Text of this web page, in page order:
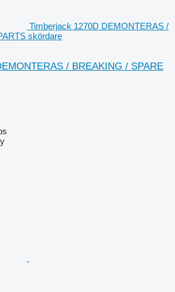
Timberjack 1270D DEMONTERAS /
skördare
/ BREAKING / SPARE